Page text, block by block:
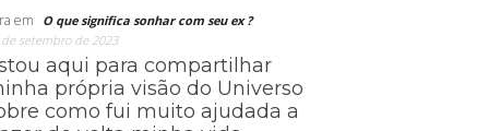
em
O que significa sonhar com seu ex ?
de setembro de 2023
aqui para compartilhar
própria visão do Universo
como fui muito ajudada a